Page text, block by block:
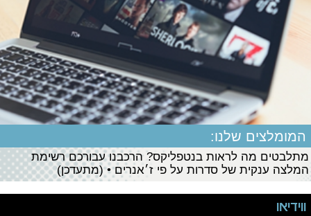
המומלצים שלנו:
מתלבטים מה לראות בנטפליקס? הרכבנו עבורכם רשימת
המלצה ענקית של סדרות על פי ז׳אנרים • (מתעדכן)
ווידיאו